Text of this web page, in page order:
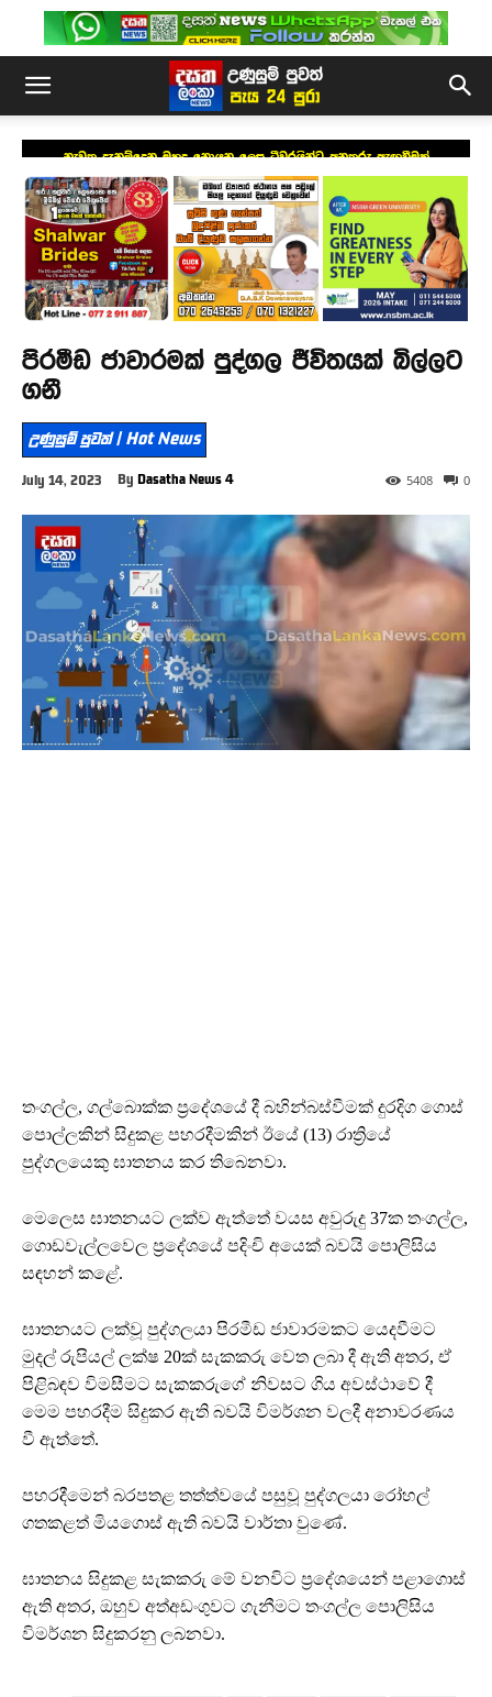
නැවත දැනුම්දෙන මුහුදු නොයන ලෙස ධීවරයින්ට අනතුරු ඇඟවීමක්
පිරමීඩ ජාවාරමක් පුද්ගල ජීවිතයක් බිල්ලට
ගනී
උණුසුම් පුවත් | Hot News
July 14, 2023 By Dasatha News 4 0
5408
තංගල්ල, ගල්බොක්ක ප්‍රදේශයේ දී බහින්බස්වීමක් දුරදිග ගොස්
පොල්ලකින් සිදුකළ පහරදීමකින් ඊයේ (13) රාත්‍රියේ
පුද්ගලයෙකු ඝාතනය කර තිබෙනවා.
මෙලෙස ඝාතනයට ලක්ව ඇත්තේ වයස අවුරුදු 37ක තංගල්ල,
ගොඩවැල්ලවෙල ප්‍රදේශයේ පදිංචි අයෙක් බවයි පොලිසිය
සඳහන් කළේ.
ඝාතනයට ලක්වූ පුද්ගලයා පිරමීඩ ජාවාරමකට යෙදවීමට
මුදල් රුපියල් ලක්ෂ 20ක් සැකකරු වෙත ලබා දී ඇති අතර, ඒ
පිළිබඳව විමසීමට සැකකරුගේ නිවසට ගිය අවස්ථාවේ දී
මෙම පහරදීම සිදුකර ඇති බවයි විමර්ශන වලදී අනාවරණය
වී ඇත්තේ.
පහරදීමෙන් බරපතළ තත්ත්වයේ පසුවූ පුද්ගලයා රෝහල්
ගතකළත් මියගොස් ඇති බවයි වාර්තා වුණේ.
ඝාතනය සිදුකළ සැකකරු මේ වනවිට ප්‍රදේශයෙන් පළාගොස්
ඇති අතර, ඔහුව අත්අඩංගුවට ගැනීමට තංගල්ල පොලිසිය
විමර්ශන සිදුකරනු ලබනවා.